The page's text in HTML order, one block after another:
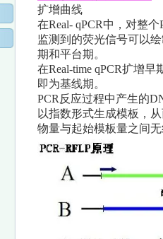
扩增曲线
在Real- qPCR中，对整
监测到的荧光信号可以
期和平台期。
在Real-time qPCR扩增
即为基线期。
PCR反应过程中产生的
以指数形式生成模板，
物量与起始模板量之间